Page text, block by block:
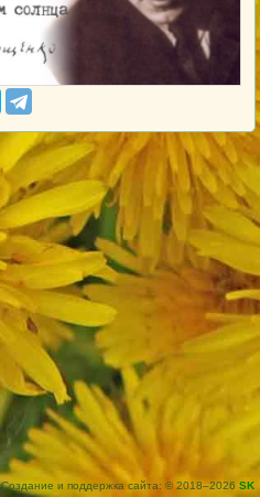
Создание и поддержка сайта: © 2018–2026 SK